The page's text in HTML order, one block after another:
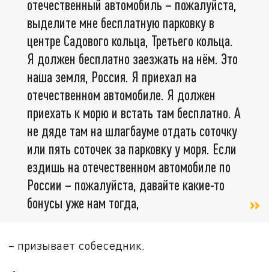
отечественный автомобиль – пожалуйста,
выделите мне бесплатную парковку в
центре Садового кольца, Третьего кольца.
Я должен бесплатно заезжать на нём. Это
наша земля, Россия. Я приехал на
отечественном автомобиле. Я должен
приехать к морю и встать там бесплатно. А
не дяде там на шлагбауме отдать соточку
или пять соточек за парковку у моря. Если
ездишь на отечественном автомобиле по
России – пожалуйста, давайте какие-то
бонусы уже нам тогда,
– призывает собеседник.